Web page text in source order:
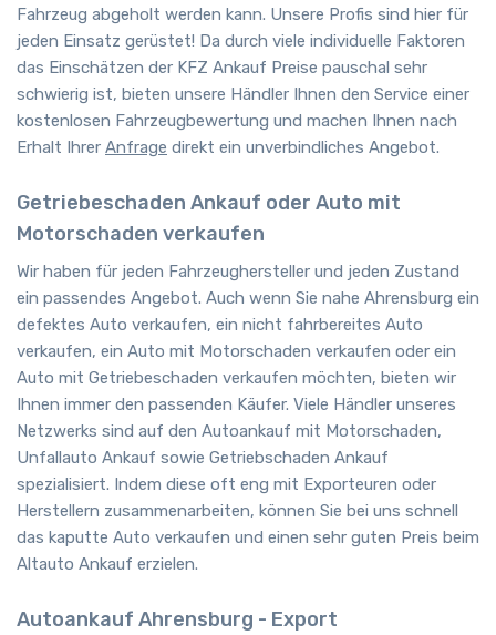
Fahrzeug abgeholt werden kann. Unsere Profis sind hier für
jeden Einsatz gerüstet! Da durch viele individuelle Faktoren
das Einschätzen der KFZ Ankauf Preise pauschal sehr
schwierig ist, bieten unsere Händler Ihnen den Service einer
kostenlosen Fahrzeugbewertung und machen Ihnen nach
Erhalt Ihrer Anfrage direkt ein unverbindliches Angebot.
Getriebeschaden Ankauf oder Auto mit
Motorschaden verkaufen
Wir haben für jeden Fahrzeughersteller und jeden Zustand
ein passendes Angebot. Auch wenn Sie nahe Ahrensburg ein
defektes Auto verkaufen, ein nicht fahrbereites Auto
verkaufen, ein Auto mit Motorschaden verkaufen oder ein
Auto mit Getriebeschaden verkaufen möchten, bieten wir
Ihnen immer den passenden Käufer. Viele Händler unseres
Netzwerks sind auf den Autoankauf mit Motorschaden,
Unfallauto Ankauf sowie Getriebschaden Ankauf
spezialisiert. Indem diese oft eng mit Exporteuren oder
Herstellern zusammenarbeiten, können Sie bei uns schnell
das kaputte Auto verkaufen und einen sehr guten Preis beim
Altauto Ankauf erzielen.
Autoankauf Ahrensburg - Export